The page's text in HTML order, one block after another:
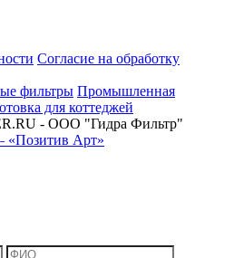
Согласие на обработку
фильтры Промышленная
для коттеджей
- ООО "Гидра Фильтр"
«Позитив Арт»